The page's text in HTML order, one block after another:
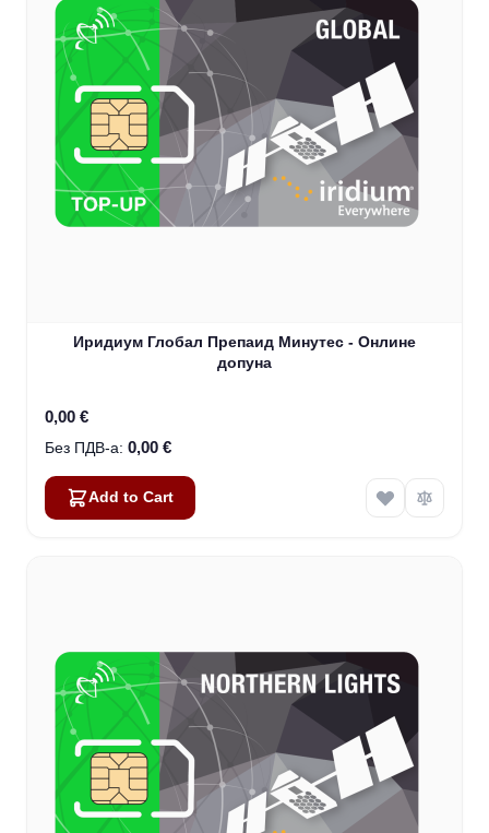
Иридиум Глобал Препаид Минутес - Онлине
допуна
0,00 €
0,00 €
Add to Cart